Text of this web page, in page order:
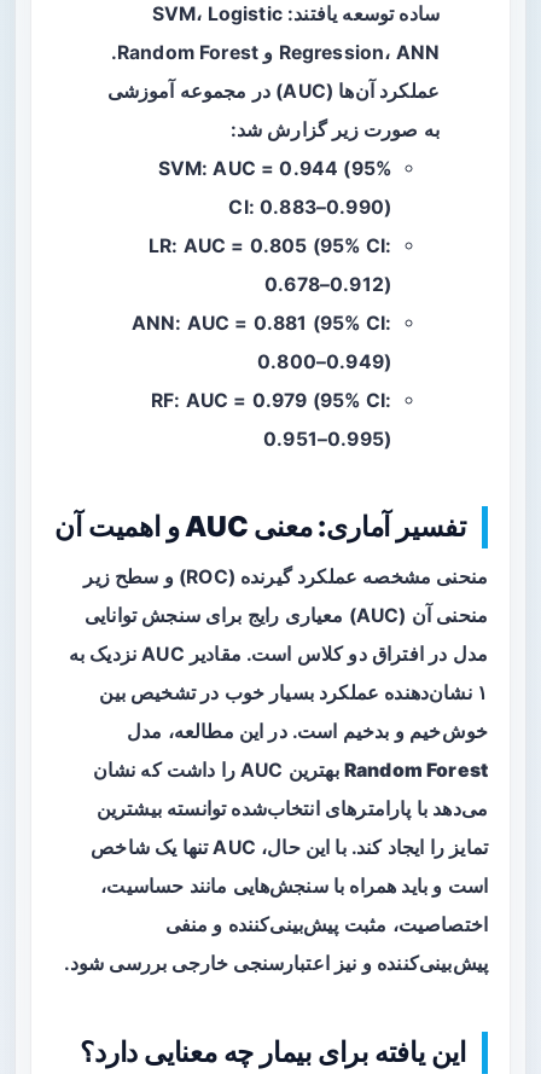
ساده توسعه یافتند: SVM، Logistic
Regression، ANN و Random Forest.
عملکرد آن‌ها (AUC) در مجموعه آموزشی
به صورت زیر گزارش شد:
SVM: AUC = 0.944 (95%
CI: 0.883–0.990)
LR: AUC = 0.805 (95% CI:
0.678–0.912)
ANN: AUC = 0.881 (95% CI:
0.800–0.949)
RF: AUC = 0.979 (95% CI:
0.951–0.995)
تفسیر آماری: معنی AUC و اهمیت آن
منحنی مشخصه عملکرد گیرنده (ROC) و سطح زیر
منحنی آن (AUC) معیاری رایج برای سنجش توانایی
مدل در افتراق دو کلاس است. مقادیر AUC نزدیک به
۱ نشان‌دهنده عملکرد بسیار خوب در تشخیص بین
خوش‌خیم و بدخیم است. در این مطالعه، مدل
Random Forest
بهترین AUC را داشت که نشان
می‌دهد با پارامترهای انتخاب‌شده توانسته بیشترین
تمایز را ایجاد کند. با این حال، AUC تنها یک شاخص
است و باید همراه با سنجش‌هایی مانند حساسیت،
اختصاصیت، مثبت پیش‌بینی‌کننده و منفی
پیش‌بینی‌کننده و نیز اعتبارسنجی خارجی بررسی شود.
این یافته برای بیمار چه معنایی دارد؟